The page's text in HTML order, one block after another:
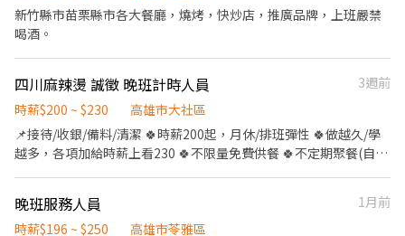
新竹縣市苗栗縣市各大餐廳，燒烤，快炒店，推廣品牌，上班嚴禁
喝酒。
四川麻辣燙 誠徵 晚班計時人員
3週前
時薪$200 ~ $230
高雄市大社區
📌接待/收銀/備料/清潔 🍀時薪200起，月休/排班彈性 🍀做越久/學
越多，各項加給時薪上看230 🍀不限量免費供餐 🍀不定期聚餐(自由
晚班服務人員
1月前
時薪$196 ~ $250
高雄市苓雅區